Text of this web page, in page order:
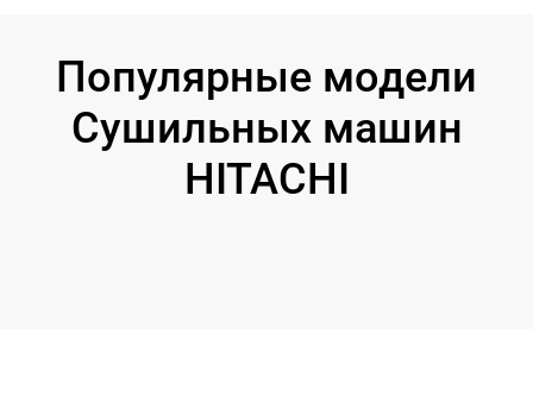
Популярные модели
Сушильных машин
HITACHI